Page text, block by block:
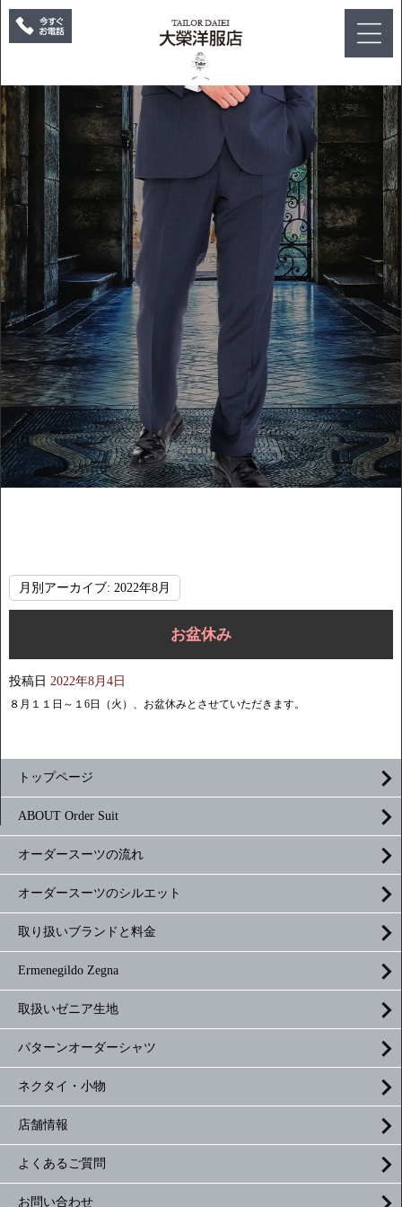
月別アーカイブ: 2022年8月
お盆休み
投稿日 2022年8月4日
８月１１日～１6日（火）、お盆休みとさせていただきます。
トップページ
ABOUT Order Suit
オーダースーツの流れ
オーダースーツのシルエット
取り扱いブランドと料金
Ermenegildo Zegna
取扱いゼニア生地
パターンオーダーシャツ
ネクタイ・小物
店舗情報
よくあるご質問
お問い合わせ